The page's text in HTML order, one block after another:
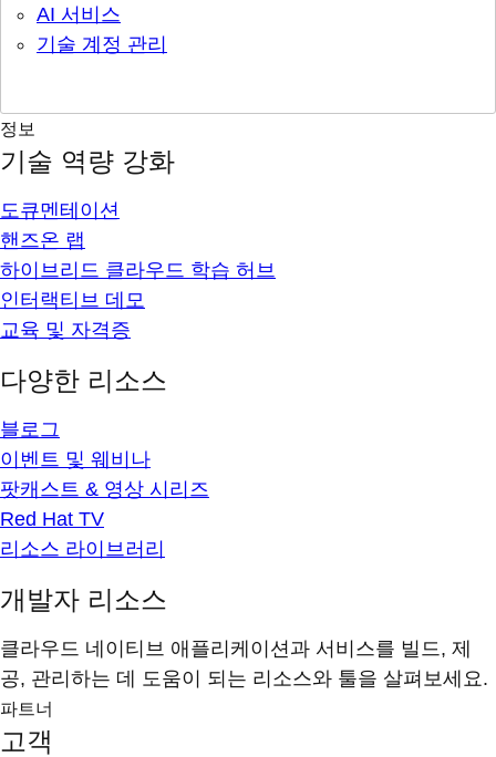
AI 서비스
기술 계정 관리
정보
기술 역량 강화
도큐멘테이션
핸즈온 랩
하이브리드 클라우드 학습 허브
인터랙티브 데모
교육 및 자격증
다양한 리소스
블로그
이벤트 및 웨비나
팟캐스트 & 영상 시리즈
Red Hat TV
리소스 라이브러리
개발자 리소스
클라우드 네이티브 애플리케이션과 서비스를 빌드, 제
공, 관리하는 데 도움이 되는 리소스와 툴을 살펴보세요.
파트너
고객